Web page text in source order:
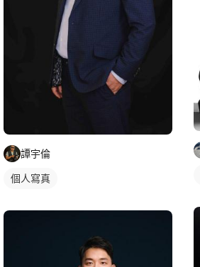
譚宇倫
個人寫真